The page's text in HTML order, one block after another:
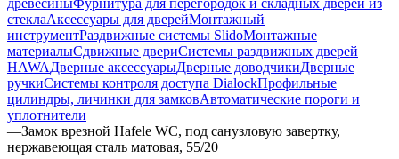
стеклаАксессуары для дверейМонтажный
инструментРаздвижные системы SlidoМонтажные
материалыСдвижные двериСистемы раздвижных дверей
HAWAДверные аксессуарыДверные доводчикиДверные
ручкиСистемы контроля доступа DialockПрофильные
цилиндры, личинки для замковАвтоматические пороги и
уплотнители
—Замок врезной Hafele WC, под санузловую завертку,
нержавеющая сталь матовая, 55/20